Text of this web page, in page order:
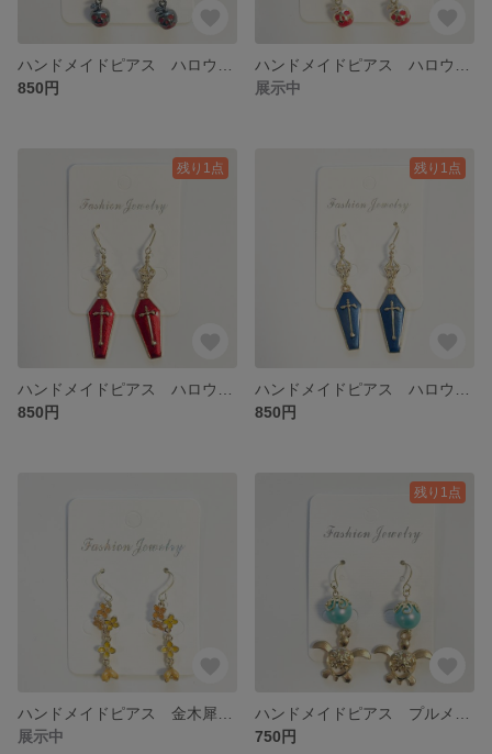
850円
展示中
残り1点
850円
残り1点
850円
展示中
残り1点
750円